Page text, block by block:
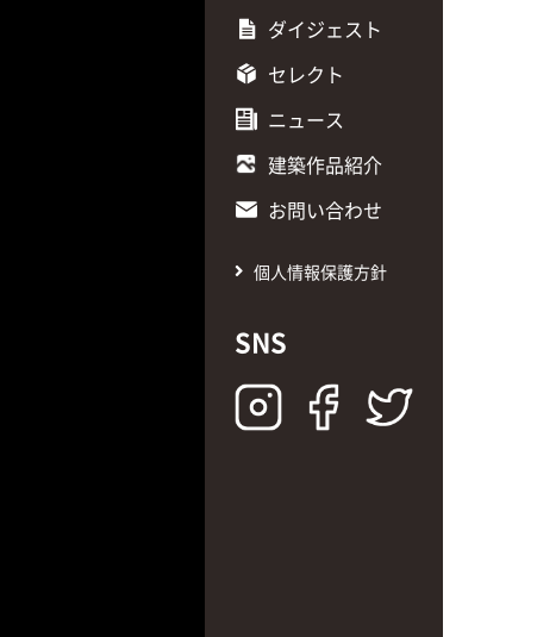
ダイジェスト
セレクト
ニュース
建築作品紹介
お問い合わせ
個人情報保護方針
SNS